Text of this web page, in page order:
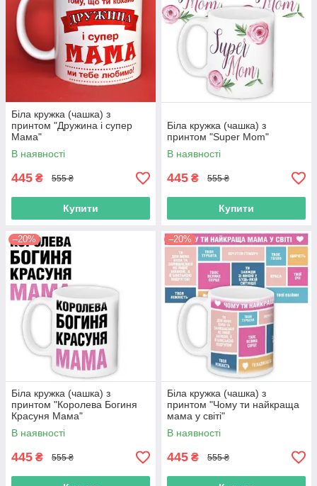
Біла кружка (чашка) з
принтом "Дружина і супер
Мама"
В наявності
445 ₴ 555 ₴
Купити
Біла кружка (чашка) з
принтом "Super Mom"
В наявності
445 ₴ 555 ₴
Купити
–20%
Біла кружка (чашка) з
принтом "Королева Богиня
Красуня Мама"
В наявності
445 ₴ 555 ₴
–20%
Біла кружка (чашка) з
принтом "Чому ти найкраща
мама у світі"
В наявності
445 ₴ 555 ₴